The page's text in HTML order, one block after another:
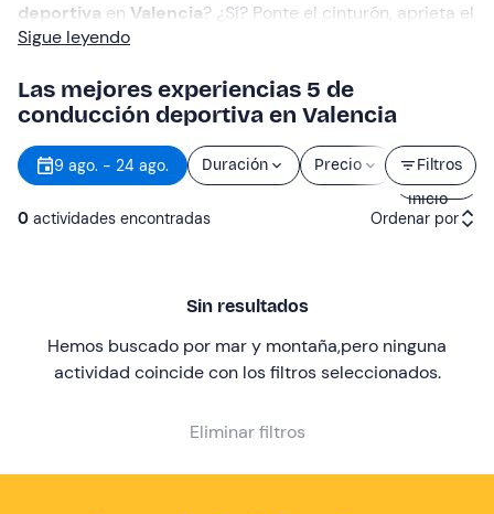
deportiva en Valencia? ¿Sí? Ponte el cinturón, aprieta el
acelerador y ¡adelante
Sigue leyendo
Las mejores experiencias 5 de
conducción deportiva en Valencia
Filtros
9 ago. - 24 ago. Duración Precio
Hora
inicio
0 actividades encontradas Ordenar por
Precio (de mayor a menor)
Sin resultados
Hemos buscado por mar y montaña,pero ninguna
actividad coincide con los filtros seleccionados.
Eliminar filtros